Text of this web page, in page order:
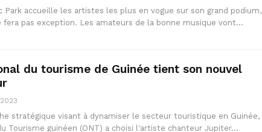
Park accueille les artistes les plus en vogue sur son grand podium,
fera pas exception. Les amateurs de la bonne musique vont…
du tourisme de Guinée tient son nouvel
stratégique visant à dynamiser le secteur touristique en Guinée,
Tourisme guinéen (ONT) a choisi l'artiste chanteur Jupiter…